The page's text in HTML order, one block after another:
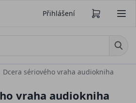
Přihlášení
Dcera sériového vraha audiokniha
vraha audiokniha